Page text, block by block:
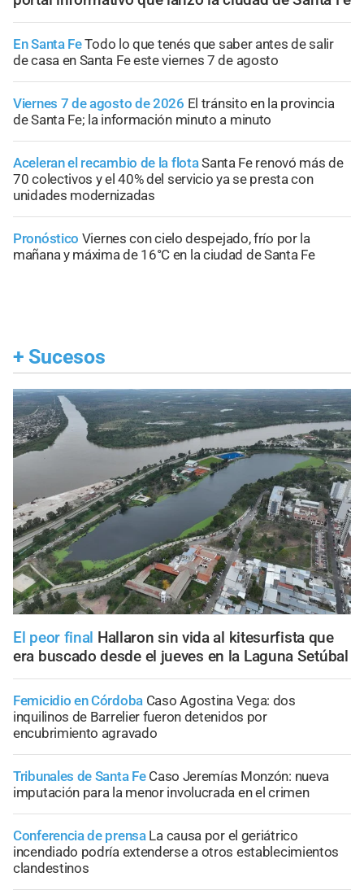
En Santa FeTodo lo que tenés que saber antes de salir
de casa en Santa Fe este viernes 7 de agosto
Viernes 7 de agosto de 2026 El tránsito en la provincia
de Santa Fe; la información minuto a minuto
Aceleran el recambio de la flotaSanta Fe renovó más de
70 colectivos y el 40% del servicio ya se presta con
unidades modernizadas
Pronóstico Viernes con cielo despejado, frío por la
mañana y máxima de 16°C en la ciudad de Santa Fe
+ Sucesos
El peor final Hallaron sin vida al kitesurfista que
era buscado desde el jueves en la Laguna Setúbal
Femicidio en Córdoba Caso Agostina Vega: dos
inquilinos de Barrelier fueron detenidos por
encubrimiento agravado
Tribunales de Santa Fe Caso Jeremías Monzón: nueva
imputación para la menor involucrada en el crimen
Conferencia de prensa La causa por el geriátrico
incendiado podría extenderse a otros establecimientos
clandestinos